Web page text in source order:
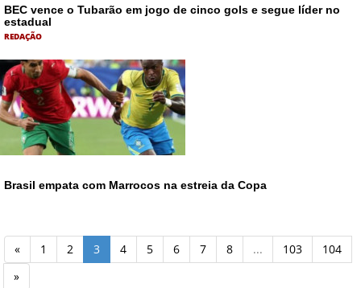
BEC vence o Tubarão em jogo de cinco gols e segue líder no
estadual
REDAÇÃO
Brasil empata com Marrocos na estreia da Copa
« 1 2 3 4 5 6 7 8 ... 103
104
»